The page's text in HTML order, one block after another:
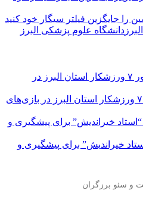
را جایگزین فیلتر سیگار خود کنید
دانشگاه علوم پزشکی البرز
۲ مدال برنز نتیجه حضور ۷ ورزشکار استان البرز در بازی‌های
خیراندیش” برای پیشگیری و